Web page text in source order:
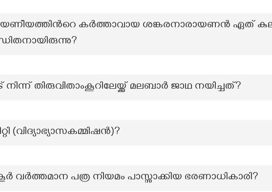
കർത്താവായ ശങ്കരനാരായണൻ ഏത്
തിരുവിതാംകൂറിലേയ്ക്ക് മലബാർ ജാഥ നയിച്ചത്?
(വിദ്യാഭ്യാസകമ്മിഷന്‍)?
വർത്തമാന പത്ര നിയമം പാസ്സാക്കിയ ഭരണാധികാരി?